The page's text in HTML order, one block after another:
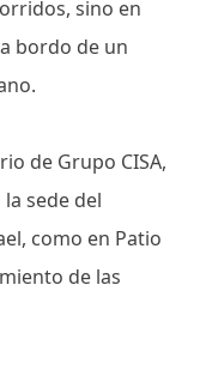
sino en
bordo de un
de Grupo CISA,
sede del
como en Patio
de las